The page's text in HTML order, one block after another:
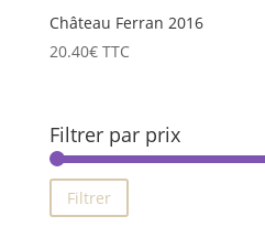
Château Ferran 2016
20.40€ TTC
Filtrer par prix
Filtrer